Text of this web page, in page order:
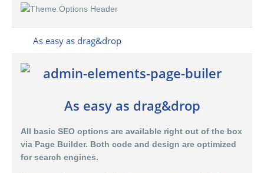
As easy as drag&drop
As easy as drag&drop
All basic SEO options are available right out of the box
via Page Builder. Both code and design are optimized
for search engines.